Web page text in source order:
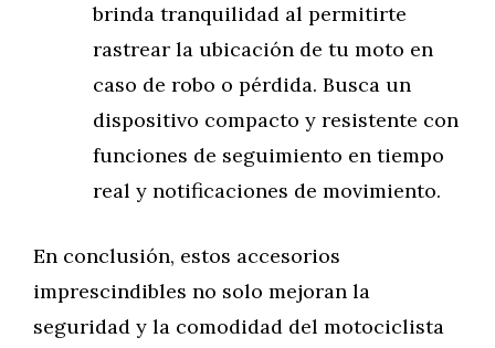
brinda tranquilidad al permitirte
rastrear la ubicación de tu moto en
caso de robo o pérdida. Busca un
dispositivo compacto y resistente con
funciones de seguimiento en tiempo
real y notificaciones de movimiento.
En conclusión, estos accesorios
imprescindibles no solo mejoran la
seguridad y la comodidad del motociclista